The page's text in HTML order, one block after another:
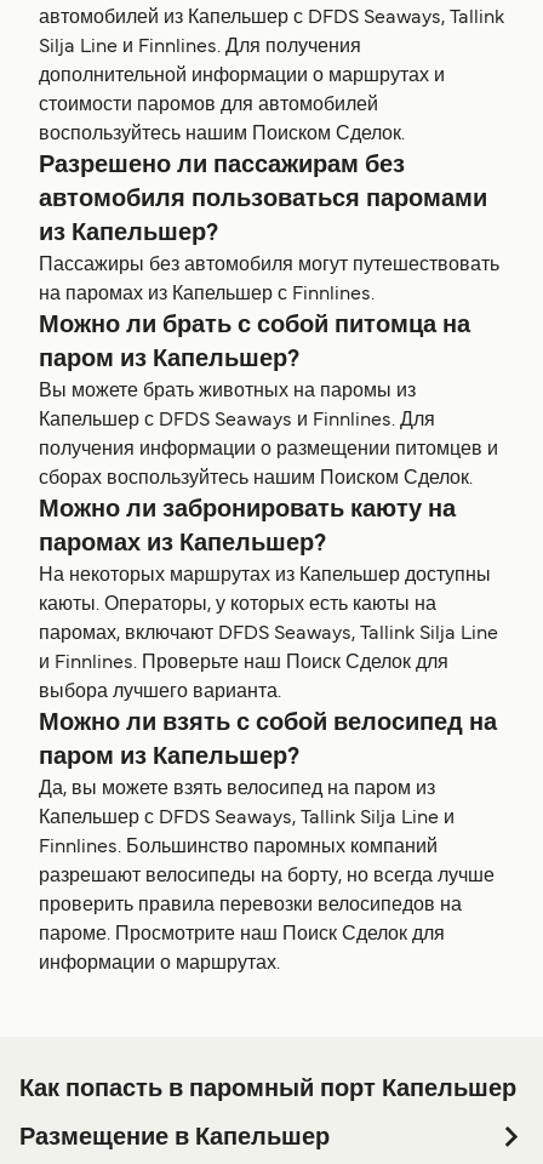
автомобилей из Капельшер с DFDS Seaways, Tallink
Silja Line и Finnlines. Для получения
дополнительной информации о маршрутах и
стоимости паромов для автомобилей
воспользуйтесь нашим Поиском Сделок.
Разрешено ли пассажирам без
автомобиля пользоваться паромами
из Капельшер?
Пассажиры без автомобиля могут путешествовать
на паромах из Капельшер с Finnlines.
Можно ли брать с собой питомца на
паром из Капельшер?
Вы можете брать животных на паромы из
Капельшер с DFDS Seaways и Finnlines. Для
получения информации о размещении питомцев и
сборах воспользуйтесь нашим Поиском Сделок.
Можно ли забронировать каюту на
паромах из Капельшер?
На некоторых маршрутах из Капельшер доступны
каюты. Операторы, у которых есть каюты на
паромах, включают DFDS Seaways, Tallink Silja Line
и Finnlines. Проверьте наш Поиск Сделок для
выбора лучшего варианта.
Можно ли взять с собой велосипед на
паром из Капельшер?
Да, вы можете взять велосипед на паром из
Капельшер с DFDS Seaways, Tallink Silja Line и
Finnlines. Большинство паромных компаний
разрешают велосипеды на борту, но всегда лучше
проверить правила перевозки велосипедов на
пароме. Просмотрите наш Поиск Сделок для
информации о маршрутах.
Как попасть в паромный порт Капельшер
Размещение в Капельшер